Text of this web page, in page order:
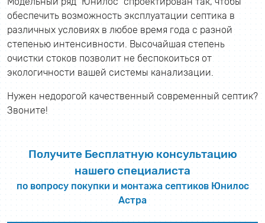
обеспечить возможность эксплуатации септика в
различных условиях в любое время года с разной
степенью интенсивности. Высочайшая степень
очистки стоков позволит не беспокоиться от
экологичности вашей системы канализации.
Нужен недорогой качественный современный септик?
Звоните!
Получите Бесплатную консультацию
нашего специалиста
по вопросу покупки и монтажа септиков Юнилос
Астра